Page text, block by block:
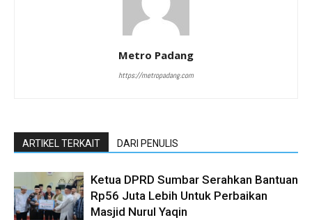
Metro Padang
https://metropadang.com
ARTIKEL TERKAIT DARI PENULIS
Ketua DPRD Sumbar Serahkan Bantuan
Rp56 Juta Lebih Untuk Perbaikan
Masjid Nurul Yaqin